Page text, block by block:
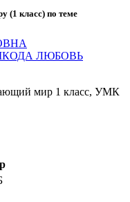
(1 класс) по теме
ЛЮБОВЬ
мир 1 класс, УМК